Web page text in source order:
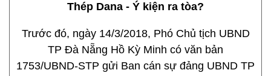
Thép Dana - Ý kiện ra tòa?
Trước đó, ngày 14/3/2018, Phó Chủ tịch UBND
TP Đà Nẵng Hồ Kỳ Minh có văn bản
1753/UBND-STP gửi Ban cán sự đảng UBND TP